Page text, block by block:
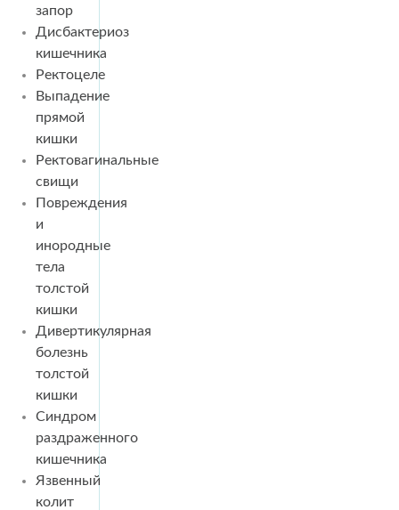
запор
Дисбактериоз
кишечника
Ректоцеле
Выпадение
прямой
кишки
Ректовагинальные
свищи
Повреждения
и
инородные
тела
толстой
кишки
Дивертикулярная
болезнь
толстой
кишки
Синдром
раздраженного
кишечника
Язвенный
колит